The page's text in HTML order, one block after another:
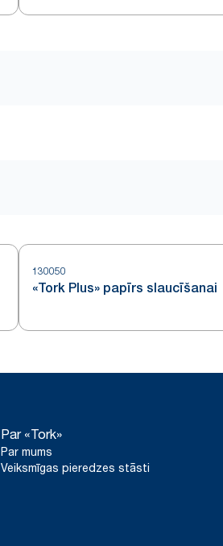
130050
«Tork Plus» papīrs slaucīšanai
Par «Tork»
Par mums
Veiksmīgas pieredzes stāsti